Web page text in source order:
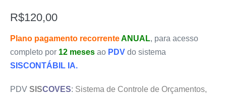
R$120,00
Plano pagamento recorrenteANUAL, para acesso
completo por 12 meses ao PDV do sistema
SISCONTÁBIL IA.
PDV SISCOVES: Sistema de Controle de Orçamentos,